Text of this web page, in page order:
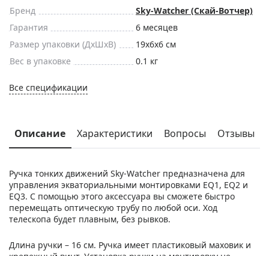
Бренд
Sky-Watcher (Скай-Вотчер)
Гарантия
6 месяцев
Размер упаковки (ДxШxВ)
19x6x6 см
Вес в упаковке
0.1 кг
Все спецификации
Описание Характеристики Вопросы Отзывы
Ручка тонких движений Sky-Watcher предназначена для
управления экваториальными монтировками EQ1, EQ2 и
EQ3. С помощью этого аксессуара вы сможете быстро
перемещать оптическую трубу по любой оси. Ход
телескопа будет плавным, без рывков.
Длина ручки – 16 см. Ручка имеет пластиковый маховик и